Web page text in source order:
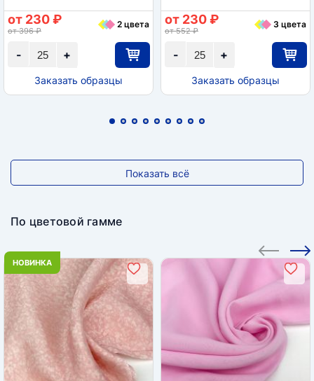
+
-
от 230 ₽
от 396 ₽
2 цвета
Заказать образцы
+
-
от 230 ₽
от 552 ₽
3 цвета
Заказать образцы
Показать всё
По цветовой гамме
НОВИНКА